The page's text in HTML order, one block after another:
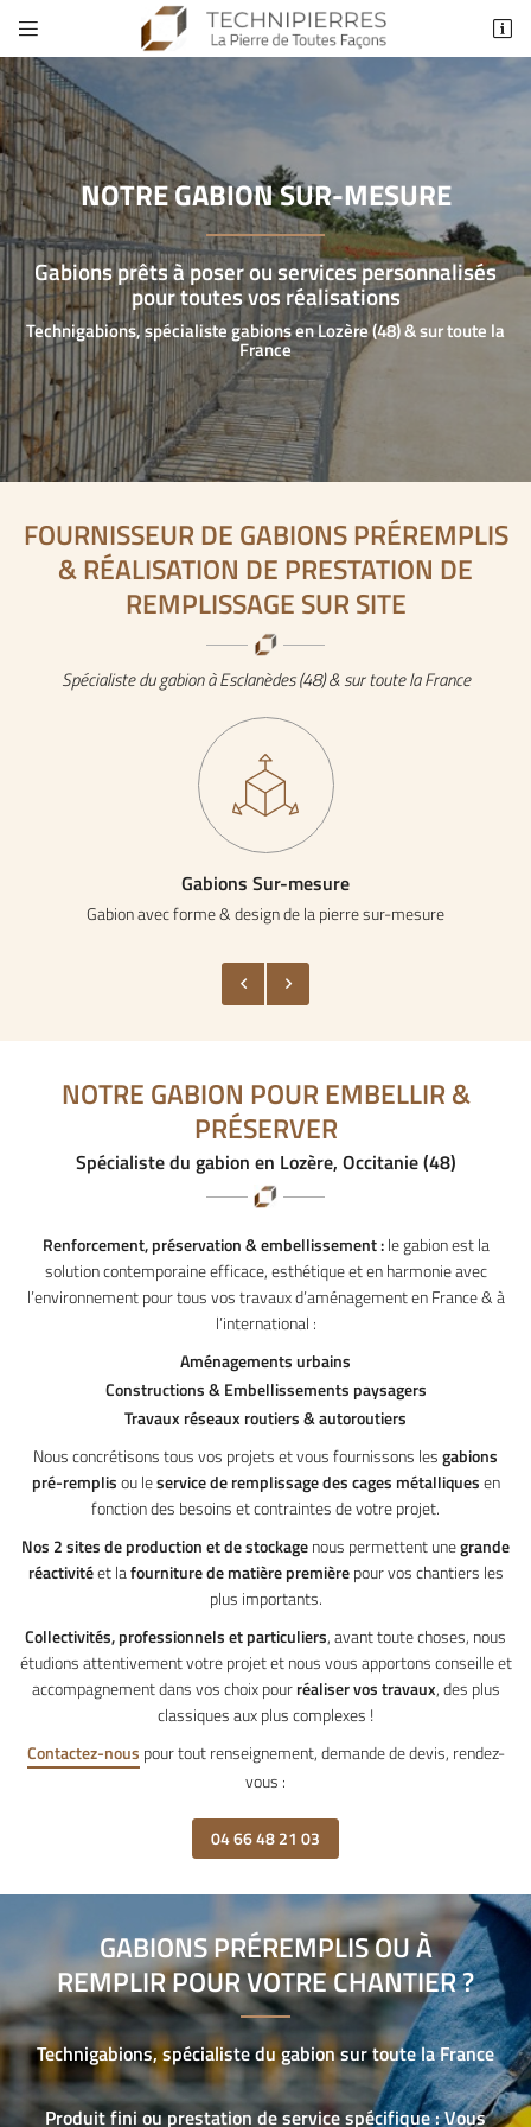
 
Lieu-dit Le Village
48230 ESCLANÈDES
04 66 48 21 03
NOTRE GABION SUR-MESURE
Gabions prêts à poser ou services personnalisés
pour toutes vos réalisations
Technigabions, spécialiste gabions en Lozère (48) & sur toute la
France
FOURNISSEUR DE GABIONS PRÉREMPLIS
& RÉALISATION DE PRESTATION DE
REMPLISSAGE SUR SITE
Spécialiste du gabion à Esclanèdes (48) & sur toute la France
Gabions Sur-mesure
Gabion avec forme & design de la pierre sur-mesure
NOTRE GABION POUR EMBELLIR &
PRÉSERVER
Spécialiste du gabion en Lozère, Occitanie (48)
Renforcement, préservation & embellissement :le gabion est la
solution contemporaine efficace, esthétique et en harmonie avec
l’environnement pour tous vos travaux d’aménagement en France & à
l’international :
Aménagements urbains
Constructions & Embellissements paysagers
Travaux réseaux routiers & autoroutiers
Nous concrétisons tous vos projets et vous fournissons lesgabions
pré-remplisou leservice de remplissage des cages métalliquesen
fonction des besoins et contraintes de votre projet.
Nos 2 sites de production et de stockagenous permettent unegrande
réactivitéet lafourniture de matière premièrepour vos chantiers les
plus importants.
Collectivités, professionnels et particuliers, avant toute choses, nous
étudions attentivement votre projet et nous vous apportons conseille et
accompagnement dans vos choix pourréaliser vos travaux, des plus
classiques aux plus complexes !
Contactez-nous pour tout renseignement, demande de devis, rendez-
vous :
04 66 48 21 03
GABIONS PRÉREMPLIS OU À
REMPLIR POUR VOTRE CHANTIER ?
Technigabions, spécialiste du gabionsur toute la France
Produit fini ou prestation de service spécifique :Vous
 Adresse email de réception
En cochant cette case, vous consentez à recevoir nos propositions commerciales à
l'adresse email indiqué ci-dessus. Vous pouvez vous désinscrire à tout moment en
utilisantle formulaire de désinscription.